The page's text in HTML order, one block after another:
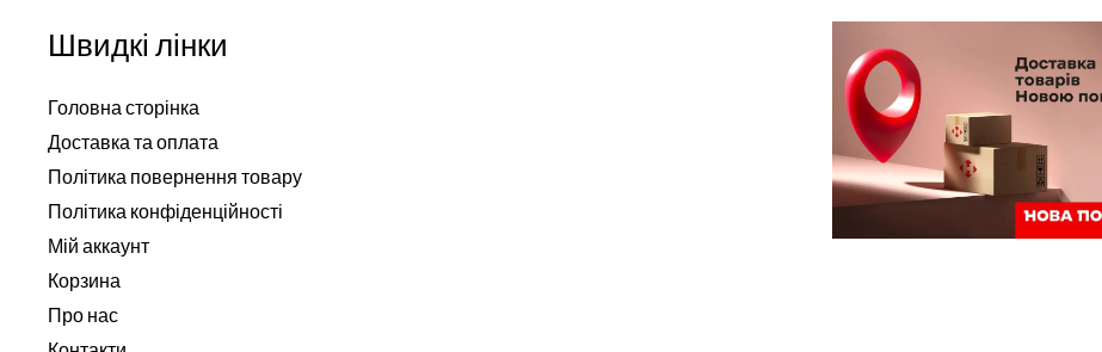
Швидкі лінки
Головна сторінка
Доставка та оплата
Політика повернення товару
Політика конфіденційності
Мій аккаунт
Корзина
Про нас